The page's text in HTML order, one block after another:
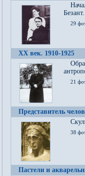
29
XX век. 1910-1925
21
Представитель
38
Пастели и